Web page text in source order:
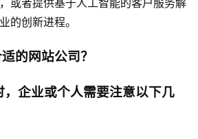
的创新进程。
的网站公司？
企业或个人需要注意以下几